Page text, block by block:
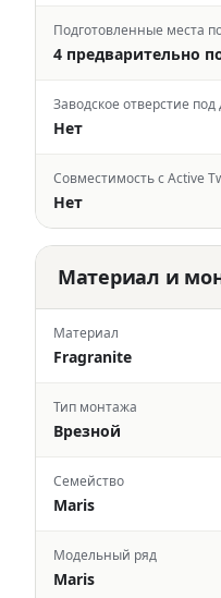
Подготовленные места
4 предварительно
Заводское отверстие под
Нет
Совместимость с Active
Нет
Материал и
Материал
Fragranite
Тип монтажа
Врезной
Семейство
Maris
Модельный ряд
Maris